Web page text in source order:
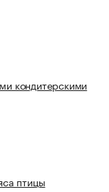
кондитерскими
птицы